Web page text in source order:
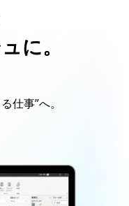
に。
仕事”へ。